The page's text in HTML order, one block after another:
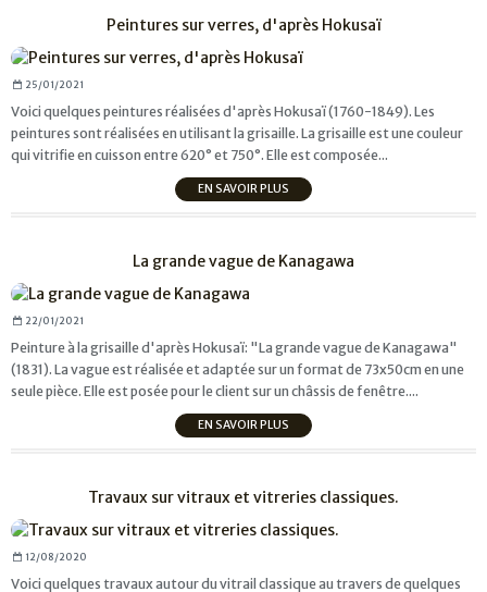
Peintures sur verres, d'après Hokusaï
25/01/2021
Voici quelques peintures réalisées d'après Hokusaï (1760-1849). Les
peintures sont réalisées en utilisant la grisaille. La grisaille est une couleur
qui vitrifie en cuisson entre 620° et 750°. Elle est composée...
EN SAVOIR PLUS
La grande vague de Kanagawa
22/01/2021
Peinture à la grisaille d'après Hokusaï: "La grande vague de Kanagawa"
(1831). La vague est réalisée et adaptée sur un format de 73x50cm en une
seule pièce. Elle est posée pour le client sur un châssis de fenêtre....
EN SAVOIR PLUS
Travaux sur vitraux et vitreries classiques.
12/08/2020
Voici quelques travaux autour du vitrail classique au travers de quelques